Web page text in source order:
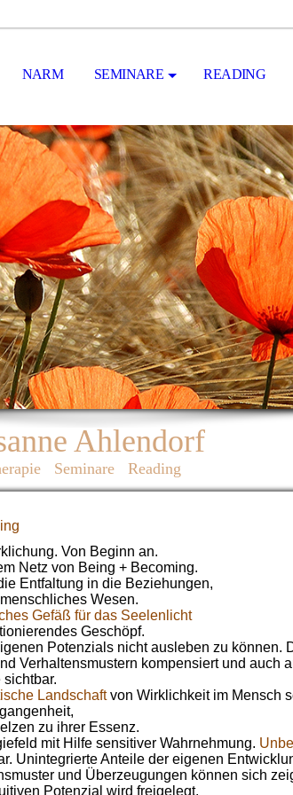
NARM SEMINARE READING
Ahlendorf
Seminare Reading
Von Beginn an.
Netz von Being + Becoming.
Entfaltung in die Beziehungen,
Wesen.
Gefäß für das Seelenlicht
Geschöpf.
Potenzials nicht ausleben zu können.
Verhaltensmustern kompensiert und auch
Landschaftvon Wirklichkeit im Mensch
zu ihrer Essenz.
mit Hilfe sensitiver Wahrnehmung.
Unintegrierte Anteile der eigenen
und Überzeugungen können sich
Potenzial wird freigelegt.